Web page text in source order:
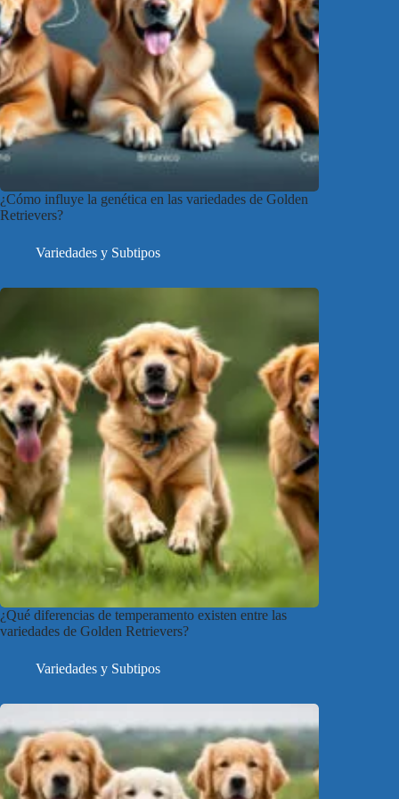
¿Cómo influye la genética en las variedades de Golden
Retrievers?
Variedades y Subtipos
¿Qué diferencias de temperamento existen entre las
variedades de Golden Retrievers?
Variedades y Subtipos